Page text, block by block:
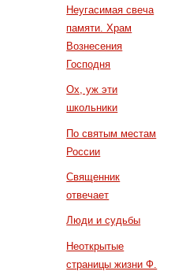
Неугасимая свеча
памяти. Храм
Вознесения
Господня
Ох, уж эти
школьники
По святым местам
России
Священник
отвечает
Люди и судьбы
Неоткрытые
страницы жизни Ф.